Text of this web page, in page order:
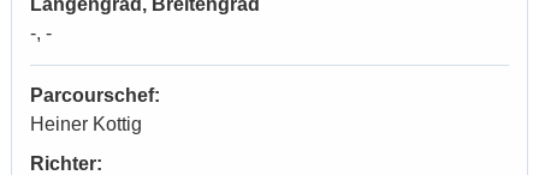
Längengrad, Breitengrad
-, -
Parcourschef:
Heiner Kottig
Richter: